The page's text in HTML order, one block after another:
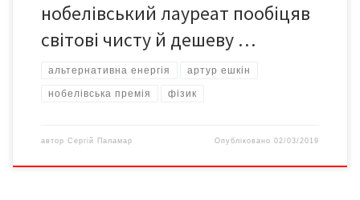
нобелівський лауреат пообіцяв
світові чисту й дешеву …
альтернативна енергія артур ешкін
нобелівська премія фізик
автор Сергій Паламар Опубліковано02/03/2019